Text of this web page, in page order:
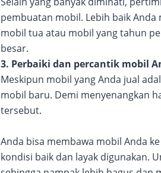
pembuatan mobil. Lebih baik
mobil tua atau mobil yang tahun
besar.
3. Perbaiki dan percantik mobil
Meskipun mobil yang Anda jual
mobil baru. Demi menyenangkan
tersebut.
Anda bisa membawa mobil Anda
kondisi baik dan layak digunakan.